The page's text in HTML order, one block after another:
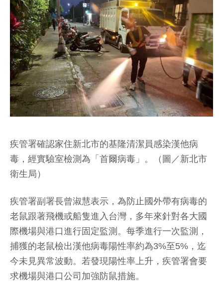
疾管署確認家住新北市的基隆清潔員感染漢他病
毒，經實驗室檢測為「首爾病毒」。（圖／新北市
衛生局）
疾管署副署長曾淑慧表示，為防止國外帶有病毒的
老鼠跟著飛機或船隻進入台灣，多年來針對各大國
際機場與港口進行固定監測。每季進行一次監測，
捕獲的老鼠檢出漢他病毒陽性率約為3%至5%，迄
今未見異常波動。若發現陽性率上升，疾管署會要
求機場與港口公司加強防鼠措施。